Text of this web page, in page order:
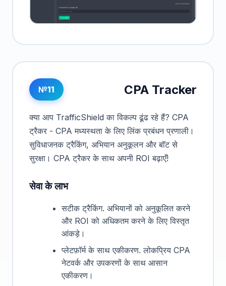
№11 CPA Tracker
क्या आप TrafficShield का विकल्प ढूंढ रहे हैं? CPA
ट्रैकर - CPA मध्यस्थता के लिए लिंक प्रबंधन प्रणाली।
सुविधाजनक ट्रैकिंग, अभियान अनुकूलन और बॉट से
सुरक्षा। CPA ट्रैकर के साथ अपनी ROI बढ़ाएँ!
सेवा के लाभ
सटीक ट्रैकिंग. अभियानों को अनुकूलित करने
और ROI को अधिकतम करने के लिए विस्तृत
आंकड़े।
प्लेटफ़ॉर्म के साथ एकीकरण. लोकप्रिय CPA
नेटवर्क और उपकरणों के साथ आसान
एकीकरण।